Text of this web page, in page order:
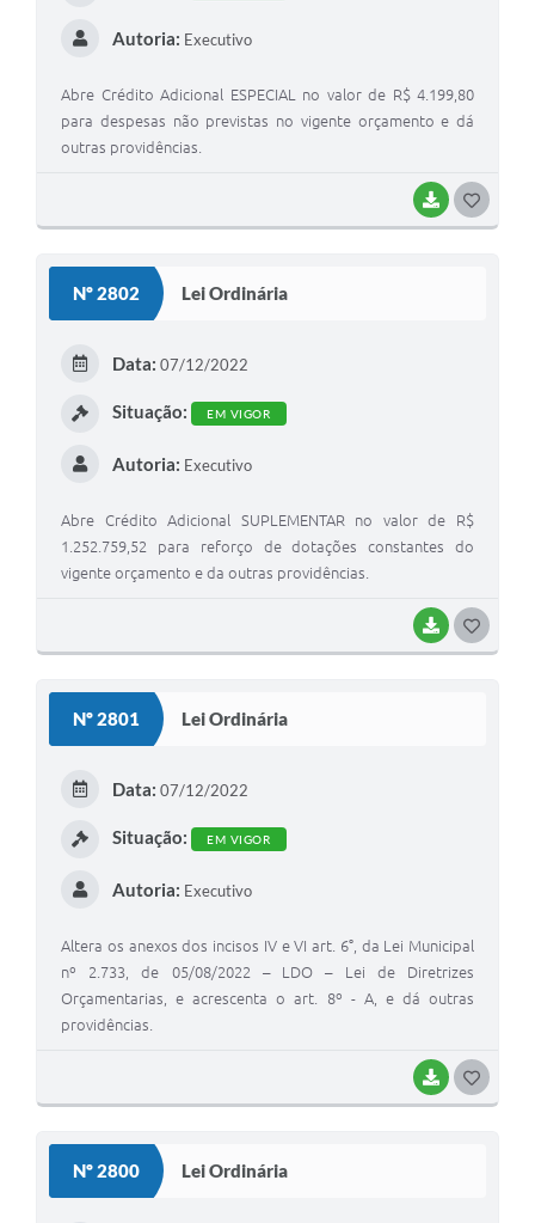
BAIXAR
Autoria: Executivo
Abre Crédito Adicional ESPECIAL no valor de R$ 4.199,80
para despesas não previstas no vigente orçamento e dá
outras providências.
Nº 2802 Lei Ordinária
BAIXAR
Data: 07/12/2022
Situação: EM VIGOR
Autoria: Executivo
Abre Crédito Adicional SUPLEMENTAR no valor de R$
1.252.759,52 para reforço de dotações constantes do
vigente orçamento e da outras providências.
Nº 2801 Lei Ordinária
BAIXAR
Data: 07/12/2022
Situação: EM VIGOR
Autoria: Executivo
Altera os anexos dos incisos IV e VI art. 6°, da Lei Municipal
nº 2.733, de 05/08/2022 – LDO – Lei de Diretrizes
Orçamentarias, e acrescenta o art. 8º - A, e dá outras
providências.
Nº 2800 Lei Ordinária